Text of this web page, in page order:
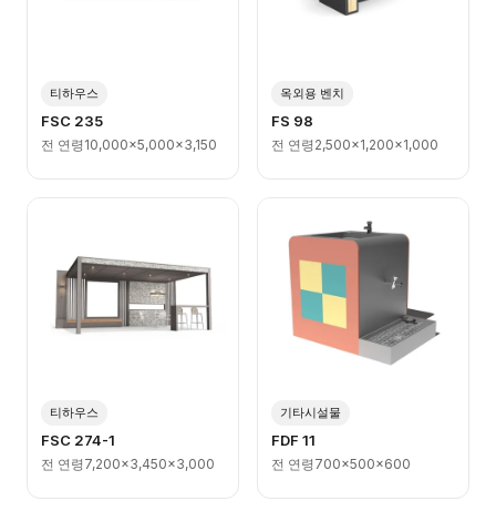
티하우스
FSC 235
전 연령 10,000x5,000x3,150
옥외용 벤치
FS 98
전 연령 2,500x1,200x1,000
티하우스
FSC 274-1
전 연령 7,200x3,450x3,000
기타시설물
FDF 11
전 연령 700x500x600